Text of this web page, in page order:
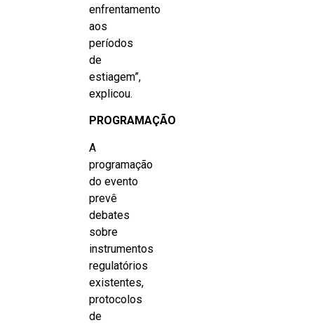
enfrentamento
aos
períodos
de
estiagem”,
explicou.
PROGRAMAÇÃO
A
programação
do evento
prevê
debates
sobre
instrumentos
regulatórios
existentes,
protocolos
de